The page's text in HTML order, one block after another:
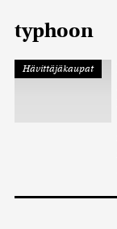
typhoon
Hävittäjäkaupat